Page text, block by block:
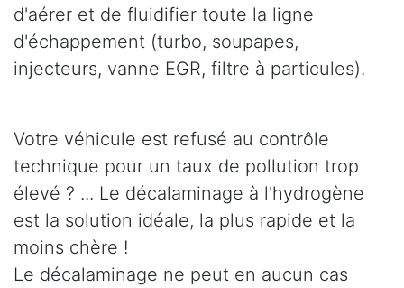
d'aérer et de fluidifier toute la ligne
d'échappement (turbo, soupapes,
injecteurs, vanne EGR, filtre à particules).
Votre véhicule est refusé au contrôle
technique pour un taux de pollution trop
élevé ? ... Le décalaminage à l'hydrogène
est la solution idéale, la plus rapide et la
moins chère !
Le décalaminage ne peut en aucun cas